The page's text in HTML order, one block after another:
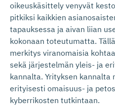
oikeuskäsittely venyvät
pitkiksi kaikkien
tapauksessa ja aivan liian
kokonaan toteutumatta.
merkitys viranomaisia
sekä järjestelmän yleis- ja
kannalta. Yrityksen
erityisesti omaisuus- ja
kyberrikosten tutkintaan.